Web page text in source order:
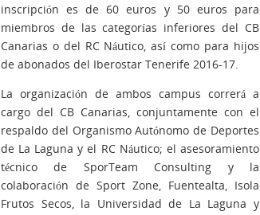
inscripción es de 60 euros y 50 euros para
miembros de las categorías inferiores del CB
Canarias o del RC Náutico, así como para hijos
de abonados del Iberostar Tenerife 2016-17.
La organización de ambos campus correrá a
cargo del CB Canarias, conjuntamente con el
respaldo del Organismo Autónomo de Deportes
de La Laguna y el RC Náutico; el asesoramiento
técnico de SporTeam Consulting y la
colaboración de Sport Zone, Fuentealta, Isola
Frutos Secos, la Universidad de La Laguna y